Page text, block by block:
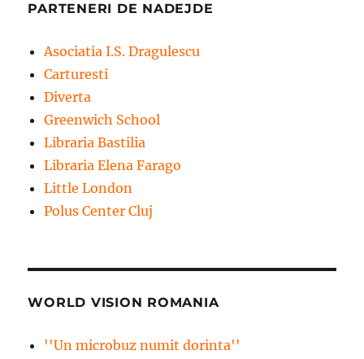
PARTENERI DE NADEJDE
Asociatia I.S. Dragulescu
Carturesti
Diverta
Greenwich School
Libraria Bastilia
Libraria Elena Farago
Little London
Polus Center Cluj
WORLD VISION ROMANIA
''Un microbuz numit dorinta''